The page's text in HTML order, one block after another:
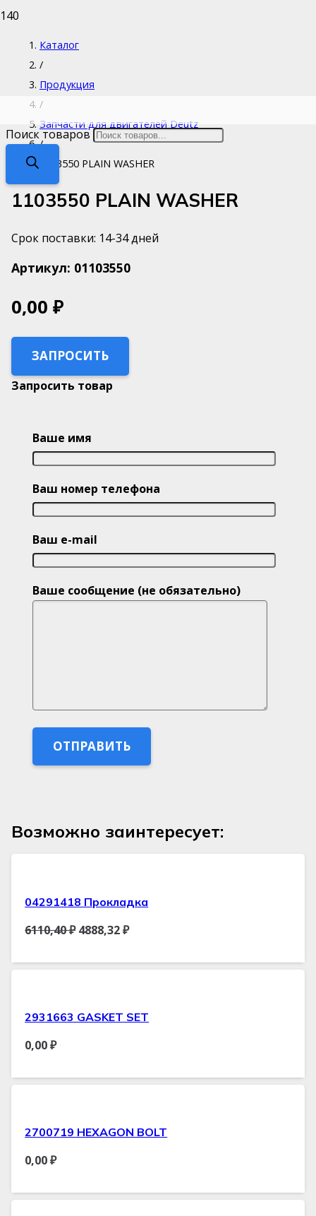
Поиск товаров
Каталог
/
Продукция
/
Запчасти для двигателей Deutz
/
1103550 PLAIN WASHER
1103550 PLAIN WASHER
Срок поставки: 14-34 дней
Артикул: 01103550
0,00 ₽
ЗАПРОСИТЬ
Запросить товар
Ваше имя
Ваш номер телефона
Ваш e-mail
Ваше сообщение (не обязательно)
Возможно заинтересует:
04291418 Прокладка
6110,40₽ 4888,32₽
2931663 GASKET SET
0,00₽
2700719 HEXAGON BOLT
0,00₽